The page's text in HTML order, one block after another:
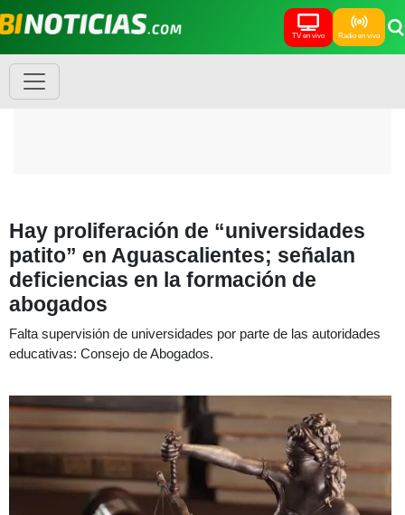
TV en vivo Radio en vivo
Hay proliferación de “universidades
patito” en Aguascalientes; señalan
deficiencias en la formación de
abogados
Falta supervisión de universidades por parte de las autoridades
educativas: Consejo de Abogados.